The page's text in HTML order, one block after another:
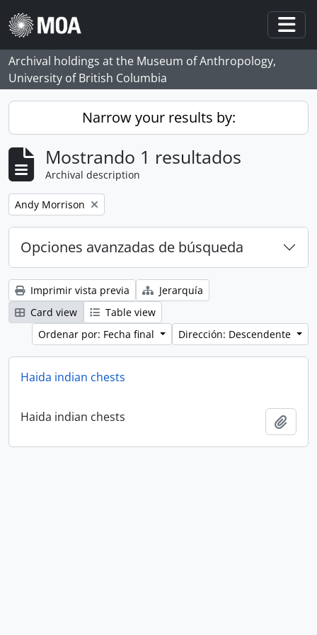
Skip to main content
Archival holdings at the Museum of Anthropology,
University of British Columbia
Narrow your results by:
Mostrando 1 resultados
Archival description
Remove filter:
Andy Morrison
Opciones avanzadas de búsqueda
Imprimir vista previa
Jerarquía
Card view
Table view
Ordenar por: Fecha final
Dirección: Descendente
Haida indian chests
Haida indian chests